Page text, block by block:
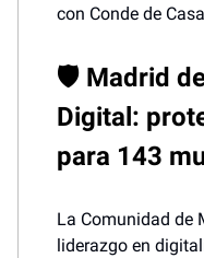
con Conde de
🛡️ Madrid
Digital:
para 143
La Comunidad de
liderazgo en